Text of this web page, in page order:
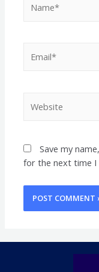
Save my
for the next time I